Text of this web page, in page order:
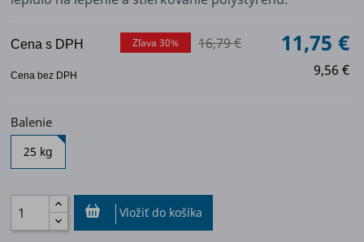
Cena s DPH Zľava 30% 16,79 € 11,75 €
Cena bez DPH 9,56 €
Balenie
25 kg
Vložiť do košíka